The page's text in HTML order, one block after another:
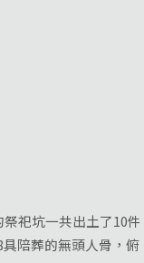
祀坑一共出土了10件
陪葬的無頭人骨，俯